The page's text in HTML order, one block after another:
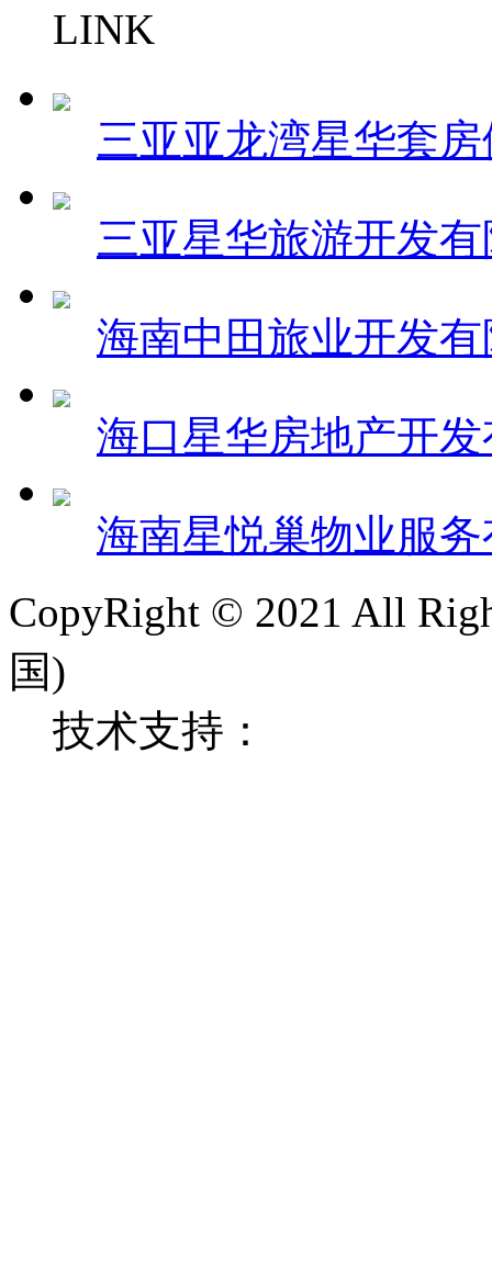
LINK
三亚亚龙湾星华套
三亚星华旅游开发
海南中田旅业开发
海口星华房地产开
海南星悦巢物业服
CopyRight © 2021 All
国)
技术支持：